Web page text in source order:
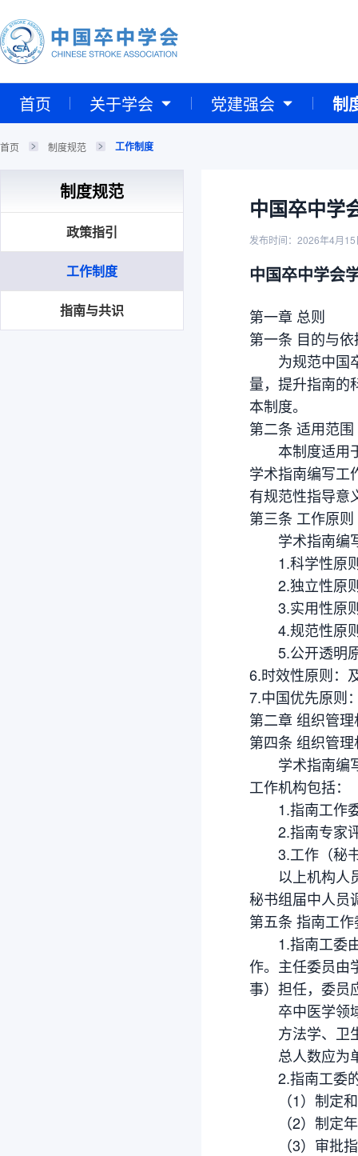
首页 关于学会 党建强会 制
首页 制度规范 工作制度
制度规范
政策指引
工作制度
指南与共识
中国卒中学
发布时间：2026年4月15
中国卒中学会
第一章 总则
第一条 目的与依
为规范中国卒
量，提升指南的
本制度。
第二条 适用范围
本制度适用于
学术指南编写工
有规范性指导意
第三条 工作原则
学术指南编
1.科学性原则
2.独立性原则
3.实用性原则
4.规范性原则
5.公开透明原
6.时效性原则：
7.中国优先原则
第二章 组织管
第四条 组织管
学术指南编写
工作机构包括：
1.指南工作委
2.指南专家评
3.工作（秘书
以上机构人员
秘书组届中人员
第五条 指南工
1.指南工委由
作。主任委员由
事）担任，委员
卒中医学领
方法学、卫生
总人数应为
2.指南工委
（1）制定和
（2）制定年
（3）审批指